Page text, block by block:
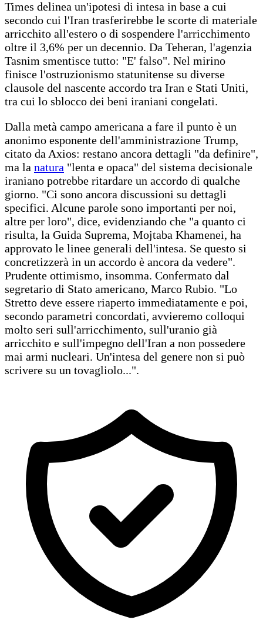
Times delinea un'ipotesi di intesa in base a cui
secondo cui l'Iran trasferirebbe le scorte di materiale
arricchito all'estero o di sospendere l'arricchimento
oltre il 3,6% per un decennio. Da Teheran, l'agenzia
Tasnim smentisce tutto: "E' falso". Nel mirino
finisce l'ostruzionismo statunitense su diverse
clausole del nascente accordo tra Iran e Stati Uniti,
tra cui lo sblocco dei beni iraniani congelati.
Dalla metà campo americana a fare il punto è un
anonimo esponente dell'amministrazione Trump,
citato da Axios: restano ancora dettagli "da definire",
ma la natura "lenta e opaca" del sistema decisionale
iraniano potrebbe ritardare un accordo di qualche
giorno. "Ci sono ancora discussioni su dettagli
specifici. Alcune parole sono importanti per noi,
altre per loro", dice, evidenziando che "a quanto ci
risulta, la Guida Suprema, Mojtaba Khamenei, ha
approvato le linee generali dell'intesa. Se questo si
concretizzerà in un accordo è ancora da vedere".
Prudente ottimismo, insomma. Confermato dal
segretario di Stato americano, Marco Rubio. "Lo
Stretto deve essere riaperto immediatamente e poi,
secondo parametri concordati, avvieremo colloqui
molto seri sull'arricchimento, sull'uranio già
arricchito e sull'impegno dell'Iran a non possedere
mai armi nucleari. Un'intesa del genere non si può
scrivere su un tovagliolo...".